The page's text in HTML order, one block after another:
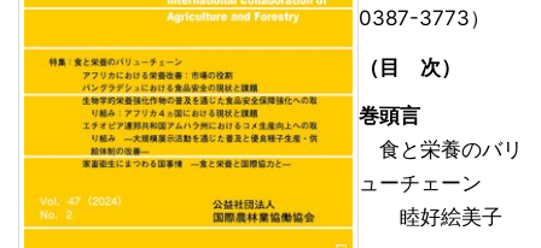
0387-3773）
（目 次）
巻頭言
食と栄養のバリ
ューチェーン
睦好絵美子